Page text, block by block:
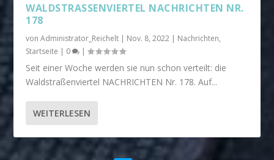
WALDSTRASSENVIERTEL NACHRICHTEN NR. 1
78
vonAdministrator_Reichelt | Nov. 8, 2022 | Nachrichten,
Startseite | 0 |
Seit einer Woche werden sie nun schon verteilt: die
Waldstraßenviertel NACHRICHTEN Nr. 178. Auf...
WEITERLESEN